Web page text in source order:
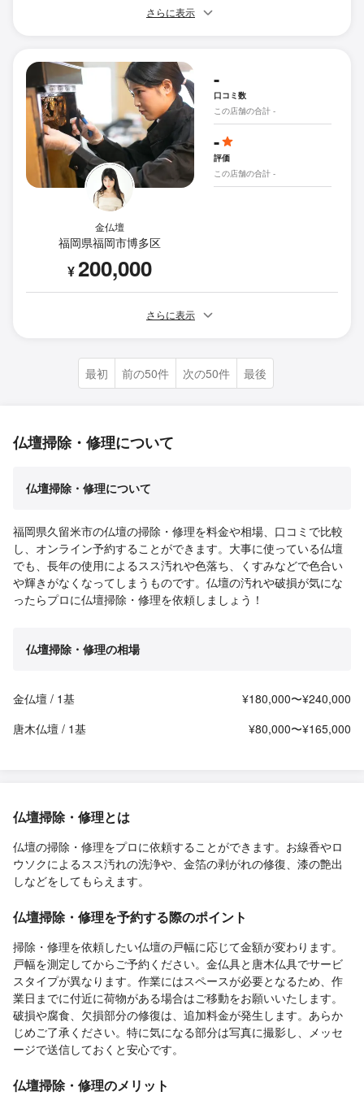
さらに表示
金仏壇
福岡県福岡市博多区
¥200,000
-
口コミ数
この店舗の合計 -
-
評価
この店舗の合計 -
さらに表示
最初 前の50件 次の50件 最後
仏壇掃除・修理について
仏壇掃除・修理について
福岡県久留米市の仏壇の掃除・修理を料金や相場、口コミで比較
し、オンライン予約することができます。大事に使っている仏壇
でも、長年の使用によるスス汚れや色落ち、くすみなどで色合い
や輝きがなくなってしまうものです。仏壇の汚れや破損が気にな
ったらプロに仏壇掃除・修理を依頼しましょう！
仏壇掃除・修理の相場
金仏壇 / 1基
¥180,000〜¥240,000
唐木仏壇 / 1基
¥80,000〜¥165,000
仏壇掃除・修理とは
仏壇の掃除・修理をプロに依頼することができます。お線香やロ
ウソクによるスス汚れの洗浄や、金箔の剥がれの修復、漆の艶出
しなどをしてもらえます。
仏壇掃除・修理を予約する際のポイント
掃除・修理を依頼したい仏壇の戸幅に応じて金額が変わります。
戸幅を測定してからご予約ください。金仏具と唐木仏具でサービ
スタイプが異なります。作業にはスペースが必要となるため、作
業日までに付近に荷物がある場合はご移動をお願いいたします。
破損や腐食、欠損部分の修復は、追加料金が発生します。あらか
じめご了承ください。特に気になる部分は写真に撮影し、メッセ
ージで送信しておくと安心です。
仏壇掃除・修理のメリット